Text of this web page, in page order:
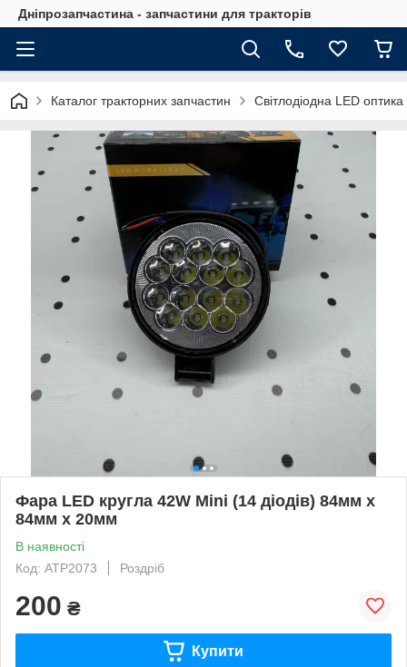
Дніпрозапчастина - запчастини для тракторів
Каталог тракторних запчастин Світлодіодна LED оптика
Фара LED кругла 42W Mini (14 діодів) 84мм х
84мм х 20мм
В наявності
Код: ATP2073
Роздріб
200 ₴
Купити